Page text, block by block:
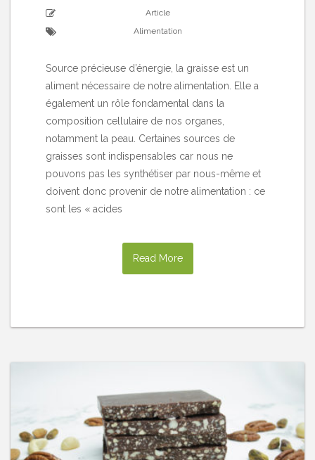
Article
Alimentation
Source précieuse d’énergie, la graisse est un
aliment nécessaire de notre alimentation. Elle a
également un rôle fondamental dans la
composition cellulaire de nos organes,
notamment la peau. Certaines sources de
graisses sont indispensables car nous ne
pouvons pas les synthétiser par nous-même et
doivent donc provenir de notre alimentation : ce
sont les « acides
Read More